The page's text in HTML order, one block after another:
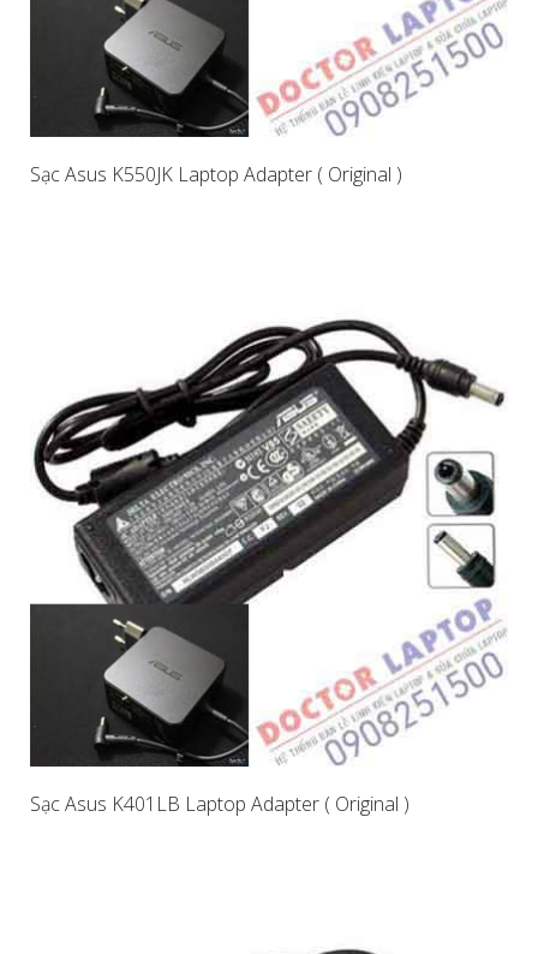
Sạc Asus K550JK Laptop Adapter ( Original )
Sạc Asus K401LB Laptop Adapter ( Original )